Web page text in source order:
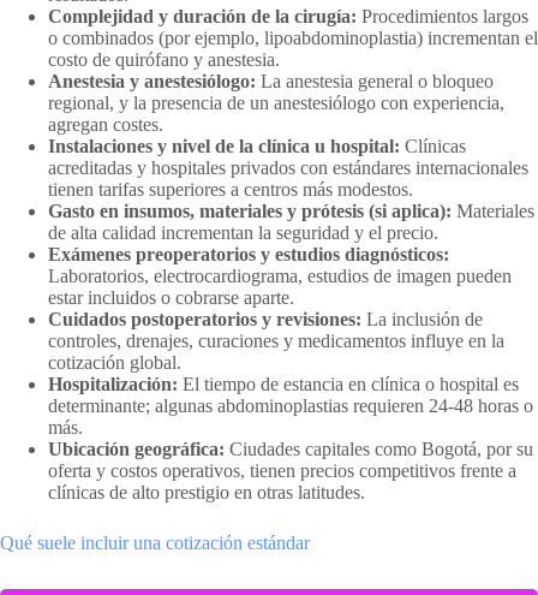
Complejidad y duración de la cirugía: Procedimientos largos
o combinados (por ejemplo, lipoabdominoplastia) incrementan el
costo de quirófano y anestesia.
Anestesia y anestesiólogo: La anestesia general o bloqueo
regional, y la presencia de un anestesiólogo con experiencia,
agregan costes.
Instalaciones y nivel de la clínica u hospital: Clínicas
acreditadas y hospitales privados con estándares internacionales
tienen tarifas superiores a centros más modestos.
Gasto en insumos, materiales y prótesis (si aplica): Materiales
de alta calidad incrementan la seguridad y el precio.
Exámenes preoperatorios y estudios diagnósticos:
Laboratorios, electrocardiograma, estudios de imagen pueden
estar incluidos o cobrarse aparte.
Cuidados postoperatorios y revisiones: La inclusión de
controles, drenajes, curaciones y medicamentos influye en la
cotización global.
Hospitalización: El tiempo de estancia en clínica o hospital es
determinante; algunas abdominoplastias requieren 24-48 horas o
más.
Ubicación geográfica: Ciudades capitales como Bogotá, por su
oferta y costos operativos, tienen precios competitivos frente a
clínicas de alto prestigio en otras latitudes.
Qué suele incluir una cotización estándar